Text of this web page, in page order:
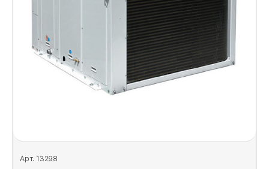
Арт. 13298